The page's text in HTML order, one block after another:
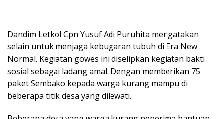
Dandim Letkol Cpn Yusuf Adi Puruhita mengatakan
selain untuk menjaga kebugaran tubuh di Era New
Normal. Kegiatan gowes ini diselipkan kegiatan bakti
sosial sebagai ladang amal. Dengan memberikan 75
paket Sembako kepada warga kurang mampu di
beberapa titik desa yang dilewati.